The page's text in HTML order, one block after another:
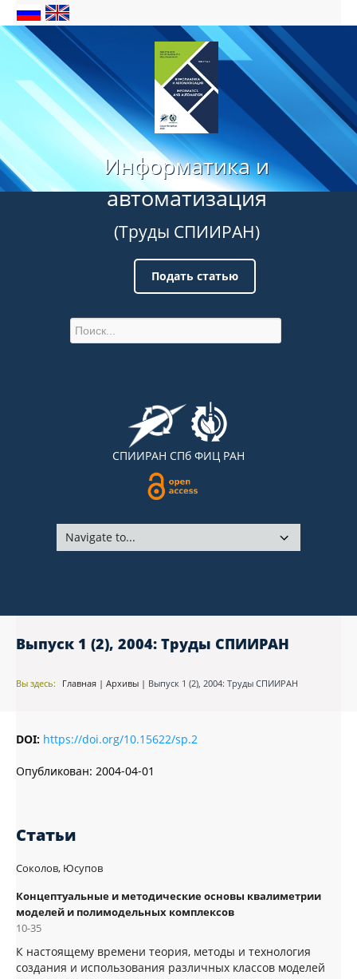
Информатика и
автоматизация
(Труды СПИИРАН)
Подать статью
СПИИРАН СПб ФИЦ РАН
Выпуск 1 (2), 2004: Труды СПИИРАН
Вы здесь: Главная | Архивы | Выпуск 1 (2), 2004: Труды СПИИРАН
DOI: https://doi.org/10.15622/sp.2
Опубликован: 2004-04-01
Статьи
Соколов, Юсупов
Концептуальные и методические основы квалиметрии
моделей и полимодельных комплексов
10-35
К настоящему времени теория, методы и технология
создания и использования различных классов моделей